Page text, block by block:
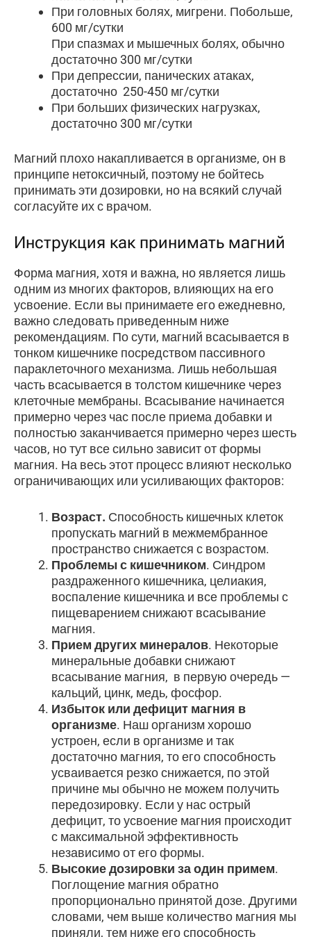
При головных болях, мигрени. Побольше,
600 мг/сутки
При спазмах и мышечных болях, обычно
достаточно 300 мг/сутки
При депрессии, панических атаках,
достаточно 250-450 мг/сутки
При больших физических нагрузках,
достаточно 300 мг/сутки
Магний плохо накапливается в организме, он в
принципе нетоксичный, поэтому не бойтесь
принимать эти дозировки, но на всякий случай
согласуйте их с врачом.
Инструкция как принимать магний
Форма магния, хотя и важна, но является лишь
одним из многих факторов, влияющих на его
усвоение. Если вы принимаете его ежедневно,
важно следовать приведенным ниже
рекомендациям. По сути, магний всасывается в
тонком кишечнике посредством пассивного
параклеточного механизма. Лишь небольшая
часть всасывается в толстом кишечнике через
клеточные мембраны. Всасывание начинается
примерно через час после приема добавки и
полностью заканчивается примерно через шесть
часов, но тут все сильно зависит от формы
магния. На весь этот процесс влияют несколько
ограничивающих или усиливающих факторов:
Возраст. Способность кишечных клеток
пропускать магний в межмембранное
пространство снижается с возрастом.
Проблемы с кишечником. Синдром
раздраженного кишечника, целиакия,
воспаление кишечника и все проблемы с
пищеварением снижают всасывание
магния.
Прием других минералов. Некоторые
минеральные добавки снижают
всасывание магния, в первую очередь —
кальций, цинк, медь, фосфор.
Избыток или дефицит магния в
организме. Наш организм хорошо
устроен, если в организме и так
достаточно магния, то его способность
усваивается резко снижается, по этой
причине мы обычно не можем получить
передозировку. Если у нас острый
дефицит, то усвоение магния происходит
с максимальной эффективность
независимо от его формы.
Высокие дозировки за один примем.
Поглощение магния обратно
пропорционально принятой дозе. Другими
словами, чем выше количество магния мы
приняли, тем ниже его способность